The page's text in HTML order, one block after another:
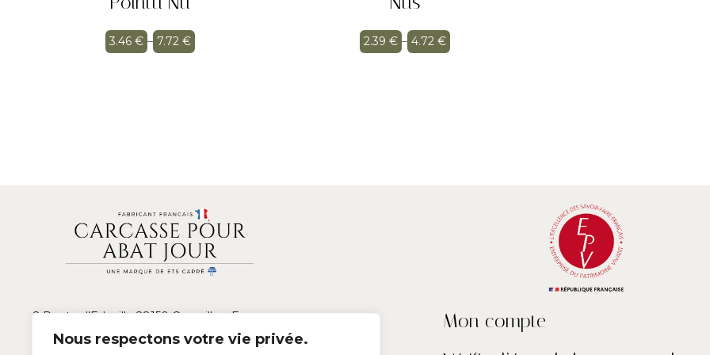
Nous respectons votre vie privée.
3.46 € – 7.72 € 2.39€ – 4.72€
2 Route d’Edeville 28150 Ouarville – France
Mon compte